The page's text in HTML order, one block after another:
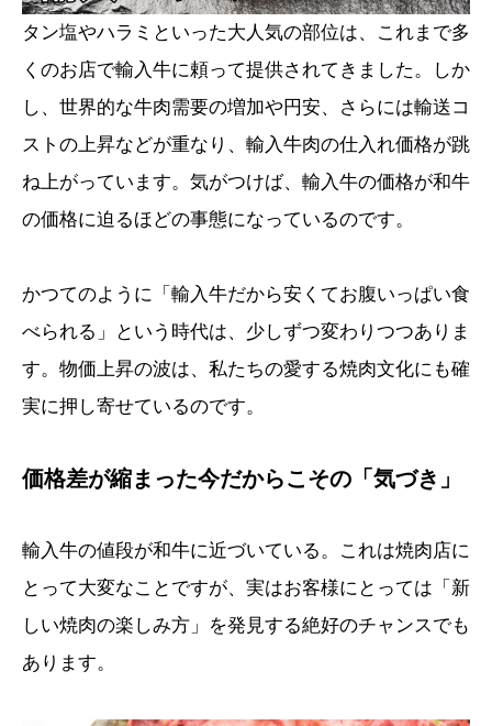
タン塩やハラミといった大人気の部位は、これまで多
くのお店で輸入牛に頼って提供されてきました。しか
し、世界的な牛肉需要の増加や円安、さらには輸送コ
ストの上昇などが重なり、輸入牛肉の仕入れ価格が跳
ね上がっています。気がつけば、輸入牛の価格が和牛
の価格に迫るほどの事態になっているのです。
かつてのように「輸入牛だから安くてお腹いっぱい食
べられる」という時代は、少しずつ変わりつつありま
す。物価上昇の波は、私たちの愛する焼肉文化にも確
実に押し寄せているのです。
価格差が縮まった今だからこその「気づき」
輸入牛の値段が和牛に近づいている。これは焼肉店に
とって大変なことですが、実はお客様にとっては「新
しい焼肉の楽しみ方」を発見する絶好のチャンスでも
あります。